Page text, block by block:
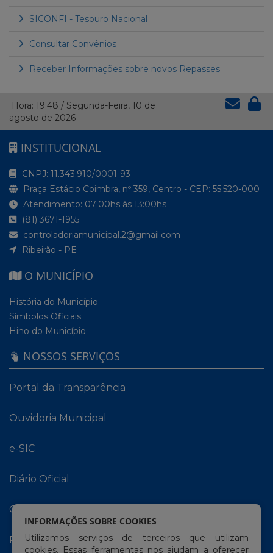
SICONFI - Tesouro Nacional
Consultar Convênios
Receber Informações sobre novos Repasses
Hora: 19:48 / Segunda-Feira, 10 de
agosto de 2026
INSTITUCIONAL
CNPJ: 11.343.910/0001-93
Praça Estácio Coimbra, nº 359, Centro - CEP: 55.520-000
Atendimento: 07:00hs às 13:00hs
(81) 3671-1955
controladoriamunicipal.2@gmail.com
Ribeirão - PE
O MUNICÍPIO
História do Município
Símbolos Oficiais
Hino do Município
NOSSOS SERVIÇOS
Portal da Transparência
Ouvidoria Municipal
e-SIC
Diário Oficial
Carta de Serviços
Portal do Contribuinte
INFORMAÇÕES SOBRE COOKIES
Utilizamos serviços de terceiros que utilizam
cookies. Essas ferramentas nos ajudam a oferecer